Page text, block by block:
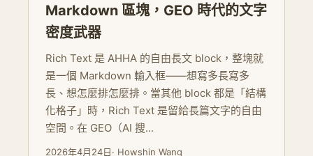
Markdown 區塊，GEO 時代的文字
密度武器
Rich Text 是 AHHA 的自由長文 block，整塊就
是一個 Markdown 輸入框——想寫多長寫多
長、想怎麼排怎麼排。當其他 block 都是「結構
化格子」時，Rich Text 是留給長篇文字的自由
空間。在 GEO（AI 搜...
2026年4月24日· Howshin Wang